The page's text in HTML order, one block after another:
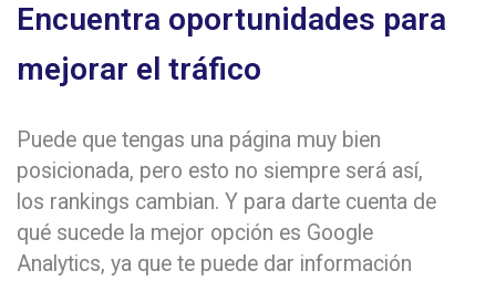
Encuentra oportunidades para
mejorar el tráfico
Puede que tengas una página muy bien
posicionada, pero esto no siempre será así,
los rankings cambian. Y para darte cuenta de
qué sucede la mejor opción es Google
Analytics, ya que te puede dar información